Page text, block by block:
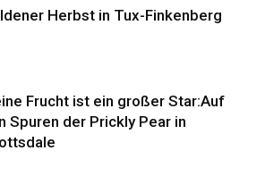
Herbst in Tux-Finkenberg
Frucht ist ein großer Star:Auf
Spuren der Prickly Pear in